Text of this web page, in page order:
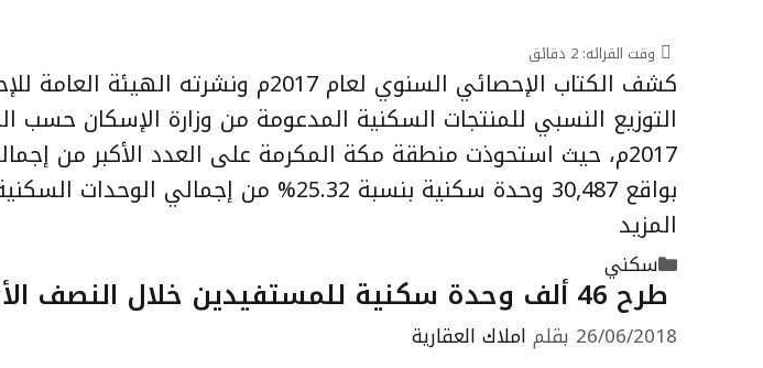
وقت القرائه: 2 دقائق
كشف الكتاب الإحصائي السنوي لعام 2017م
التوزيع النسبي للمنتجات السكنية المدعومة من وزارة الإسكان حسب
2017م، حيث استحوذت منطقة مكة المكرمة على العدد الأكبر من
بواقع 30,487 وحدة سكنية بنسبة 25.32% من إجمالي الوحدات السكنية و21,101 أرض سكنية …
المزيد
التصنيفات
سكني
طرح 46 ألف وحدة سكنية للمستفيدين خلال النصف الأول 2018
26/06/2018 بقلم املاك العقارية